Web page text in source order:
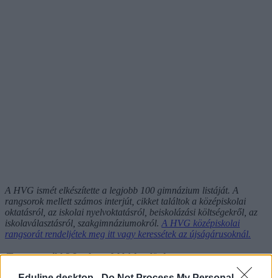
A HVG ismét elkészítette a legjobb 100 gimnázium listáját. A
rangsorok mellett számos interjút, cikket találtok a középiskolai
oktatásról, az iskolai nyelvoktatásról, beiskolázási költségekről, az
iskolaválasztásról, szakgimnáziumokról. A HVG középiskolai
rangsorát rendeljétek meg itt vagy keressétek az újságárusoknál.
Tetszett a cikk? Iratkozz fel hírlevelünkre